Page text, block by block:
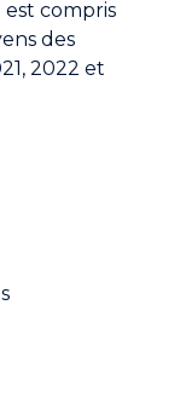
compris
des
2022 et